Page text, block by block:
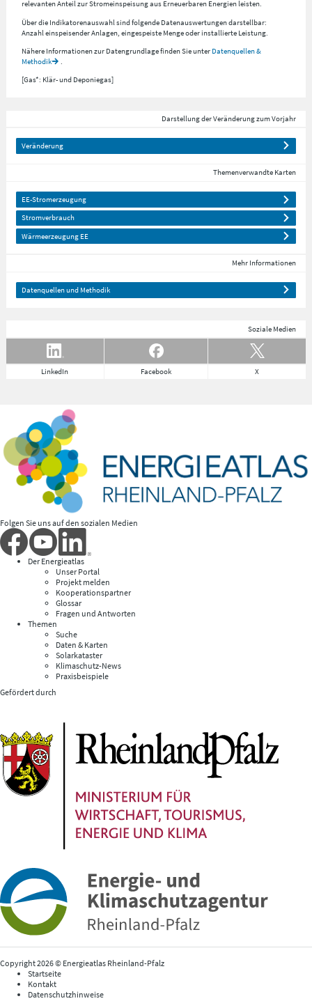
relevanten Anteil zur Stromeinspeisung aus Erneuerbaren Energien leisten.
Über die Indikatorenauswahl sind folgende Datenauswertungen darstellbar:
Anzahl einspeisender Anlagen, eingespeiste Menge oder installierte Leistung.
Nähere Informationen zur Datengrundlage finden Sie unter Datenquellen &
Methodik
.
[Gas*: Klär- und Deponiegas]
Darstellung der Veränderung zum Vorjahr
Veränderung
Themenverwandte Karten
EE-Stromerzeugung
Stromverbrauch
Wärmeerzeugung EE
Mehr Informationen
Datenquellen und Methodik
Soziale Medien
LinkedIn Facebook X
Folgen Sie uns auf den sozialen Medien
Der Energieatlas
Unser Portal
Projekt melden
Kooperationspartner
Glossar
Fragen und Antworten
Themen
Suche
Daten & Karten
Solarkataster
Klimaschutz-News
Praxisbeispiele
Gefördert durch
Copyright 2026 © Energieatlas Rheinland-Pfalz
Startseite
Kontakt
Datenschutzhinweise